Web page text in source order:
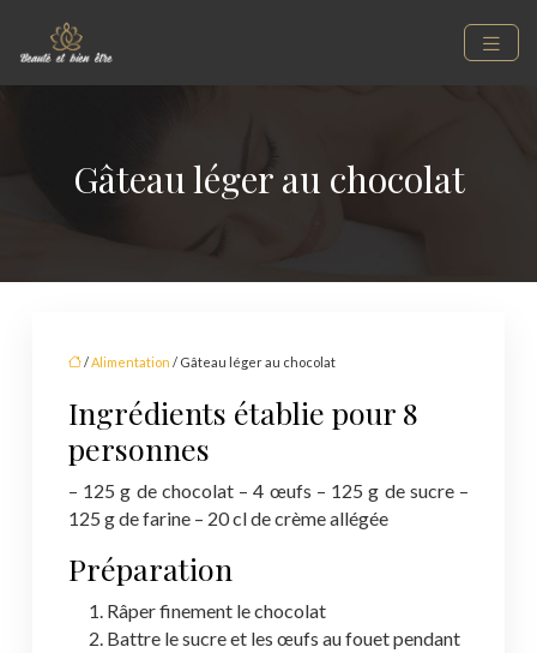
Gâteau léger au chocolat
/Alimentation / Gâteau léger au chocolat
Ingrédients établie pour 8
personnes
– 125 g de chocolat– 4 œufs – 125 g de sucre–
125 g de farine – 20 cl de crème allégée
Préparation
Râper finement le chocolat
Battre le sucre et les œufs au fouet pendant